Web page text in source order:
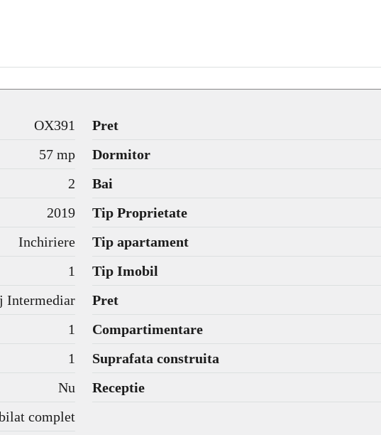
OX391 Pret
57 mp Dormitor
2 Bai
2019 Tip Proprietate
Inchiriere Tip apartament
1 Tip Imobil
Intermediar Pret
1 Compartimentare
1 Suprafata construita
Nu Receptie
complet